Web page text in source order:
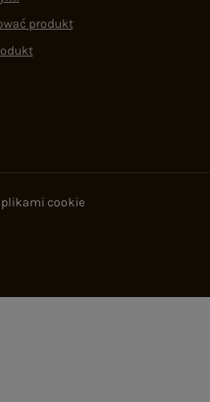
produkt
cookie